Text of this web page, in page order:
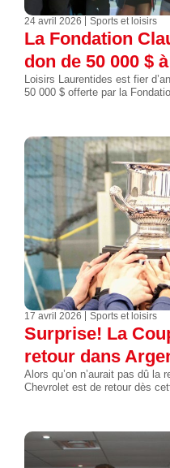
24 avril 2026 Sports et loisirs
La Fondation
don de 50 000 $
Loisirs Laurentides est fier
50 000 $ offerte par la
17 avril 2026 Sports et loisirs
Surprise! La
retour dans
Alors qu’on n’aurait pas dû la
Chevrolet est de retour dès